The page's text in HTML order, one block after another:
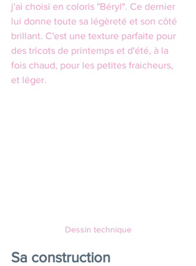
j'ai choisi en coloris "Béryl". Ce dernier
lui donne toute sa légèreté et son côté
brillant. C'est une texture parfaite pour
des tricots de printemps et d'été, à la
fois chaud, pour les petites fraicheurs,
et léger.
Dessin technique
Sa construction